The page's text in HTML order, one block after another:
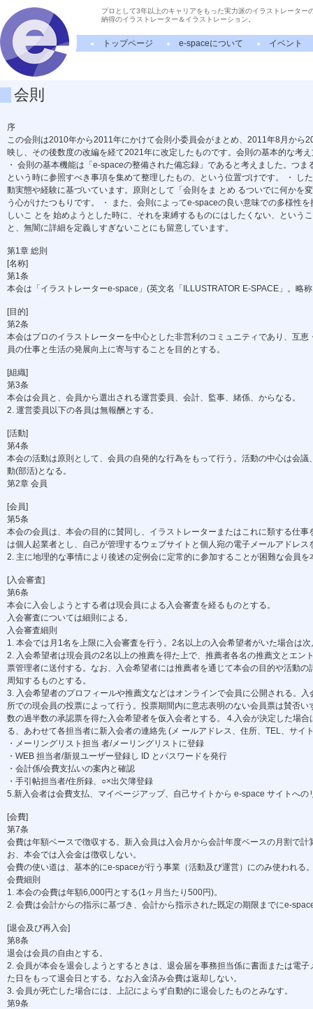
プロとして3年以上のキャリアをもった実力派のイラストレーター
納得のイラストレーター＆イラストレーション。
トップページ e-spaceについて イベント
会則
序
この会則は2010年から2011年にかけて会則小委員会がまとめ、2011年8月から
映し、その後数度の改編を経て2021年に改定したものです。会則の基本的な考
・ 会則の基本機能は「e-spaceの整備された備忘録」であると考えました。つ
という時に参照すべき事項を集めて整理したもの、という位置づけです。 ・ し
動実態や経験に基づいています。原則として「会則をま とめ るついでに何かを
う心がけたつもりです。 ・ また、会則によってe-spaceの良い意味での多様性
しいこ とを 始めようとした時に、それを束縛するものにはしたくない、という
と、無闇に詳細を定義しすぎないことにも留意しています。
第1章 総則
[名称]
第1条
本会は「イラストレーターe-space」(英文名「ILLUSTRATOR E-SPACE」。略
[目的]
第2条
本会はプロのイラストレーターを中心とした非営利のコミュニティであり、互
員の仕事と生活の発展向上に寄与することを目的とする。
[組織]
第3条
本会は会員と、会員から選出される運営委員、会計、監事、緒係、からなる。
2. 運営委員以下の各員は無報酬とする。
[活動]
第4条
本会の活動は原則として、会員の自発的な行為をもって行う。活動の中心は会
動(部活)となる。
第2章 会員
[会員]
第5条
本会の会員は、本会の目的に賛同し、イラストレーターまたはこれに類する仕
は個人起業者とし、自己が管理するウェブサイトと個人宛の電子メールアドレス
2. 主に地理的な事情により後述の定例会に定常的に参加することが困難な会員
[入会審査]
第6条
本会に入会しようとする者は現会員による入会審査を経るものとする。
入会審査については細則による。
入会審査細則
1. 本会では月1名を上限に入会審査を行う。2名以上の入会希望者がいた場合は
2. 入会希望者は現会員の2名以上の推薦を得た上で、推薦者各名の推薦文とエン
票管理者に送付する。なお、入会希望者には推薦者を通じて本会の目的や活動の
周知するものとする。
3. 入会希望者のプロフィールや推薦文などはオンラインで会員に公開される。
所での現会員の投票によって行う。投票期間内に意志表明のない会員票は賛否
数の過半数の承認票を得た入会希望者を仮入会者とする。 4.入会が決定した場
る、あわせて各担当者に新入会者の連絡先 (メ ールアドレス、住所、TEL、サイ
・メーリングリスト担当 者/メーリングリストに登録
・WEB 担当者/新規ユーザー登録し ID とパスワードを発行
・会計係/会費支払いの案内と確認
・手引帖担当者/住所録、○×出欠簿登録
5.新入会者は会費支払、マイページアップ、自己サイトから e-space サイトへの
[会費]
第7条
会費は年額ベースで徴収する。新入会員は入会月から会計年度ベースの月割で
お、本会では入会金は徴収しない。
会費の使い道は、基本的にe-spaceが行う事業（活動及び運営）にのみ使われる
会費細則
1. 本会の会費は年額6,000円とする(1ヶ月当たり500円)。
2. 会費は会計からの指示に基づき、会計から指示された既定の期限までにe-
[退会及び再入会]
第8条
退会は会員の自由とする。
2. 会員が本会を退会しようとするときは、退会届を事務担当係に書面または電
た日をもって退会日とする。なお入金済み会費は返却しない。
3. 会員が死亡した場合には、上記によらず自動的に退会したものとみなす。
第9条